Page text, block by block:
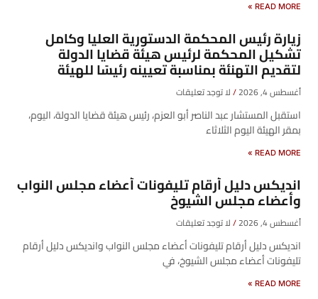
READ MORE »
زيارة رئيس المحكمة الدستورية العليا وكامل
تشكيل المحكمة لرئيس هيئة قضايا الدولة
لتقديم التهنئة بمناسبة تعيينه رئيسًا للهيئة
أغسطس 4, 2026 لا توجد تعليقات
​استقبل المستشار عبد الناصر أبو العزم، رئيس هيئة قضايا الدولة، اليوم،
بمقر الهيئة اليوم الثلاثاء
READ MORE »
انديكس دليل أرقام تليفونات أعضاء مجلس النواب
وأعضاء مجلس الشيوخ
أغسطس 4, 2026 لا توجد تعليقات
انديكس دليل أرقام تليفونات أعضاء مجلس النواب وانديكس دليل أرقام
تليفونات أعضاء مجلس الشيوخ، في
READ MORE »